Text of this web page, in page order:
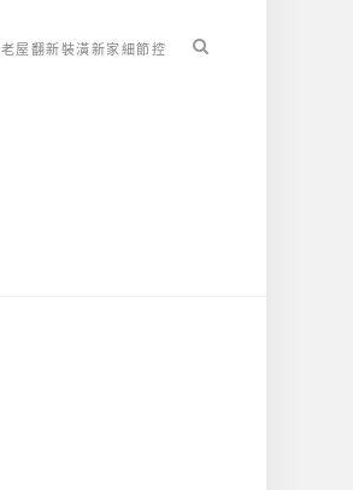
老屋翻新裝潢新家細節控